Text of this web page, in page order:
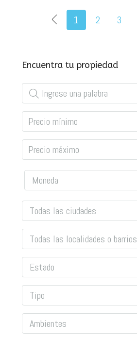
1 2 3
Encuentra tu propiedad
Moneda
Todas las ciudades
Todas las localidades o barrios
Estado
Tipo
Ambientes